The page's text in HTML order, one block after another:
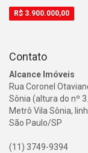
R$ 3.900.000,00
Contato
Alcance Imóveis
Rua Coronel
Sônia (altura do nº
Metrô Vila Sônia,
São Paulo/SP
(11) 3749-9394